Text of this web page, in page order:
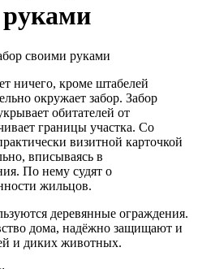
руками
ничего, кроме штабелей
окружает забор. Забор
обитателей от
границы участка. Со
визитной карточкой
вписываясь в
По нему судят о
жильцов.
деревянные ограждения.
дома, надёжно защищают и
и диких животных.